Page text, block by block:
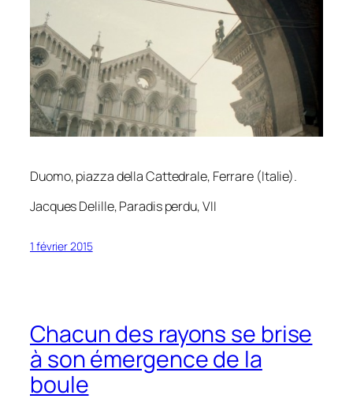
Duomo, piazza della Cattedrale, Ferrare (Italie).
Jacques Delille,Paradis perdu, VII
1 février 2015
Chacun des rayons se brise
à son émergence de la
boule